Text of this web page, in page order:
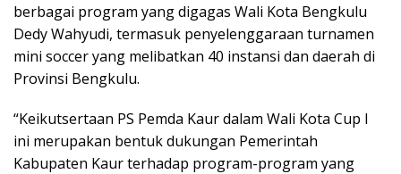
berbagai program yang digagas Wali Kota Bengkulu
Dedy Wahyudi, termasuk penyelenggaraan turnamen
mini soccer yang melibatkan 40 instansi dan daerah di
Provinsi Bengkulu.
“Keikutsertaan PS Pemda Kaur dalam Wali Kota Cup I
ini merupakan bentuk dukungan Pemerintah
Kabupaten Kaur terhadap program-program yang